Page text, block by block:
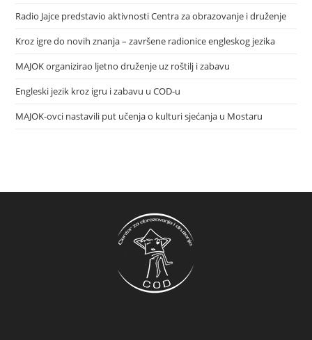
Radio Jajce predstavio aktivnosti Centra za obrazovanje i druženje
Kroz igre do novih znanja – završene radionice engleskog jezika
MAJOK organizirao ljetno druženje uz roštilj i zabavu
Engleski jezik kroz igru i zabavu u COD-u
MAJOK-ovci nastavili put učenja o kulturi sjećanja u Mostaru